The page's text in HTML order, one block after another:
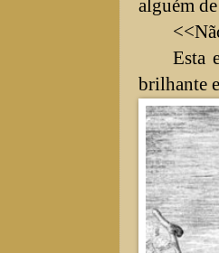
alguém
Esta
brilhante